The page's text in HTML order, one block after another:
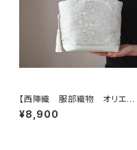
【西陣織 服部織物 オリエン
ト更紗 華紋様 薄グリーン・シ
ルバー シルク帯リメイク トー
¥8,900